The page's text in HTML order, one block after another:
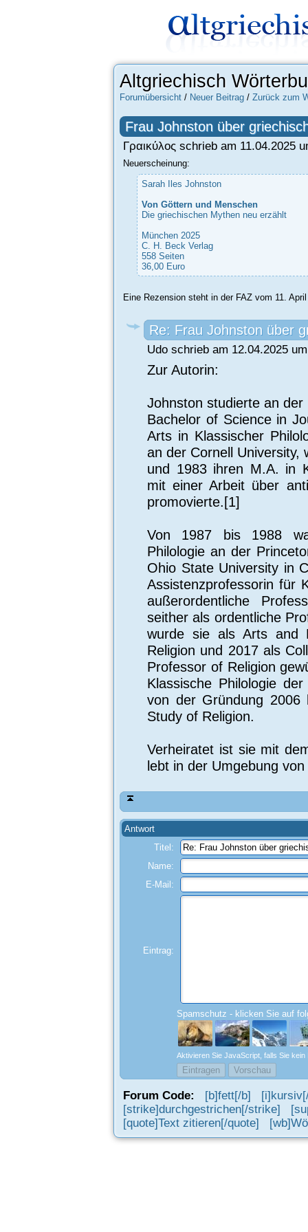
Altgriechisch
Forumübersicht / Neuer Beitrag / Zurück zum
Frau Johnston über
Γραικύλος schrieb am 11.04.2025
Neuerscheinung:
Sarah Iles Johnston
Von Göttern und Menschen
Die griechischen Mythen neu erzählt
München 2025
C. H. Beck Verlag
558 Seiten
36,00 Euro
Eine Rezension steht in der FAZ vom 11.
Re: Frau Johnston über
Udo schrieb am 12.04.2025
Zur Autorin:
Johnston studierte an
Bachelor of Science in
Arts in Klassischer
an der Cornell University,
und 1983 ihren M.A. in
mit einer Arbeit über
promovierte.[1]
Von 1987 bis 1988
Philologie an der
Ohio State University in
Assistenzprofessorin für
außerordentliche
seither als ordentliche
wurde sie als Arts and
Religion und 2017 als
Professor of Religion
Klassische Philologie
von der Gründung
Study of Religion.
Verheiratet ist sie mit
lebt in der Umgebung
Antwort
Titel:
Name:
E-Mail:
Eintrag:
Spamschutz - klicken Sie auf
Aktivieren Sie JavaScript, falls Sie kein
Forum Code: [b]fett[/b]
[strike]durchgestrichen[/strike]
[quote]Text zitieren[/quote]